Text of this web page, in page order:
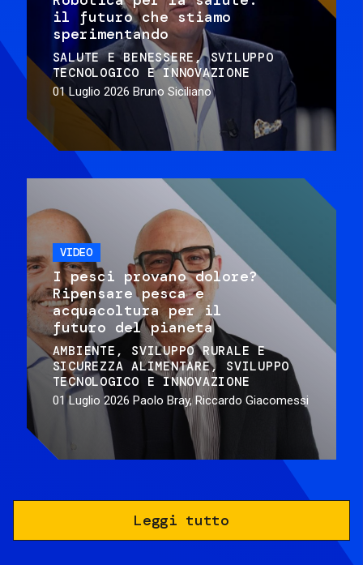
il futuro che stiamo
sperimentando
SALUTE E BENESSERE
SVILUPPO
TECNOLOGICO E INNOVAZIONE
01 Luglio 2026 Bruno Siciliano
VIDEO
I pesci provano dolore?
Ripensare pesca e
acquacoltura per il
futuro del pianeta
AMBIENTE
SVILUPPO RURALE E
SICUREZZA ALIMENTARE
SVILUPPO
TECNOLOGICO E INNOVAZIONE
01 Luglio 2026 Paolo Bray, Riccardo Giacomessi
Leggi tutto